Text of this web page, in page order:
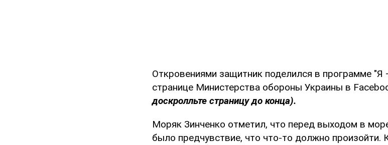
Откровениями защитник поделился в программе "Я
странице Министерства обороны Украины в
доскролльте страницу до конца).
Моряк Зинченко отметил, что перед выходом в
было предчувствие, что что-то должно произойти.